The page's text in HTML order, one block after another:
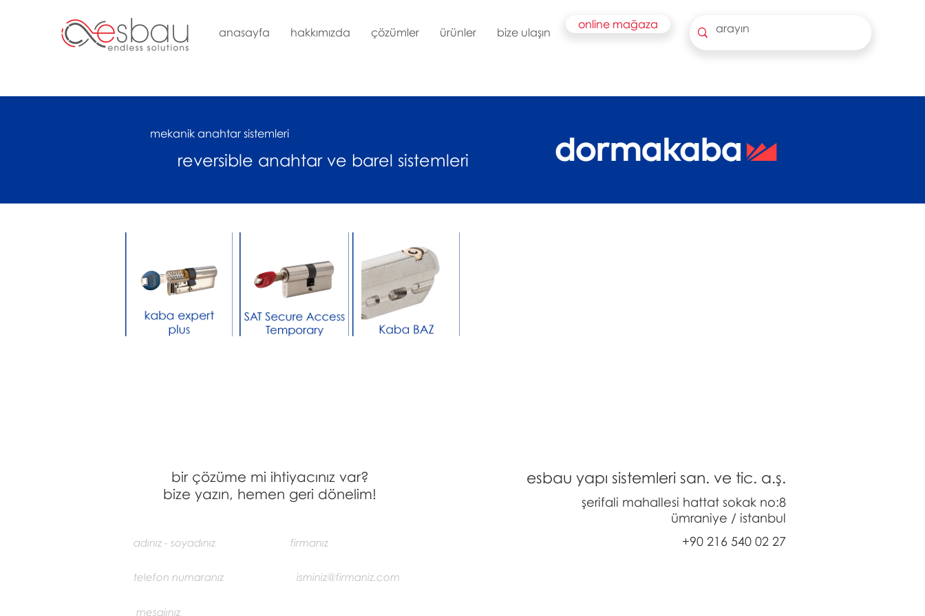
anasayfa hakkımızda çözümler ürünler bize ulaşın
online mağaza
mekanik anahtar sistemleri
reversible anahtar ve barel sistemleri
bir çözüme mi ihtiyacınız var?
bize yazın, hemen geri dönelim!
esbau yapı sistemleri san. ve tic. a.ş.
şerifali mahallesi hattat sokak no:8
ümraniye / istanbul
+90 216 540 02 27